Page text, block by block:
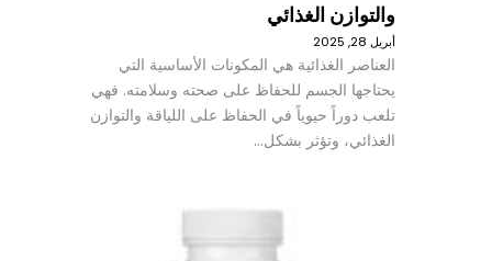
والتوازن الغذائي
أبريل 28, 2025
العناصر الغذائية هي المكونات الأساسية التي
يحتاجها الجسم للحفاظ على صحته وسلامته. فهي
تلعب دوراً حيوياً في الحفاظ على اللياقة والتوازن
الغذائي، وتؤثر بشكل…